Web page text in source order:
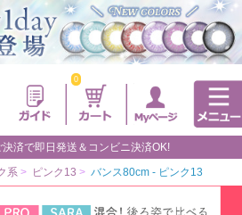
0
済で即日発送＆コンビニ決済OK!
系 > ピンク13 > バンス80cm - ピンク13